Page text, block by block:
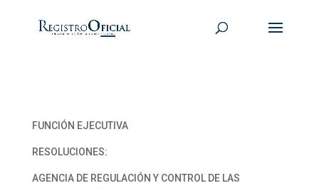
FUNCIÓN EJECUTIVA
RESOLUCIONES:
AGENCIA DE REGULACIÓN Y CONTROL DE LAS